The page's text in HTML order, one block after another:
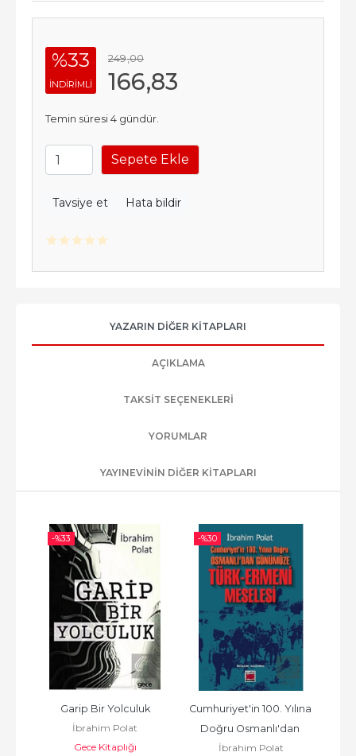
%33
INDIRIMLI
249,00
166,83
Temin süresi 4 gündür.
Sepete Ekle
Tavsiye et Hata bildir
YAZARIN DIĞER KITAPLARI
AÇIKLAMA
TAKSIT SEÇENEKLERI
YORUMLAR
YAYINEVININ DIĞER KITAPLARI
-%33
Garip Bir Yolculuk
İbrahim Polat
Gece Kitaplığı
-%30
Cumhuriyet'in 100. Yılına
Doğru Osmanlı'dan
Günümü
İbrahim Polat